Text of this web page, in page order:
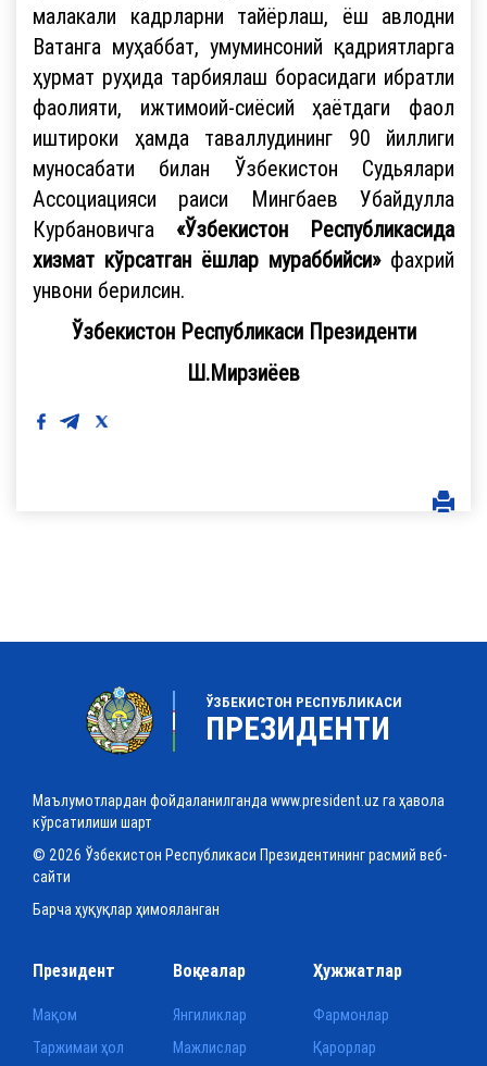
малакали кадрларни тайёрлаш, ёш авлодни
Ватанга муҳаббат, умуминсоний қадриятларга
ҳурмат руҳида тарбиялаш борасидаги ибратли
фаолияти, ижтимоий-сиёсий ҳаётдаги фаол
иштироки ҳамда таваллудининг 90 йиллиги
муносабати билан Ўзбекистон Судьялари
Ассоциацияси раиси Мингбаев Убайдулла
Курбановичга «Ўзбекистон
Республикасида
хизмат кўрсатган ёшлар мураббийси»фахрий
унвони берилсин.
Ўзбекистон Республикаси Президенти
Ш.Мирзиёев
ЎЗБЕКИСТОН РЕСПУБЛИКАСИ
ПРЕЗИДЕНТИ
Маълумотлардан фойдаланилганда www.president.uz га ҳавола
кўрсатилиши шарт
© 2026 Ўзбекистон Республикаси Президентининг расмий веб-
сайти
Барча ҳуқуқлар ҳимояланган
Президент
Мақом
Таржимаи ҳол
Воқеалар
Янгиликлар
Мажлислар
Ҳужжатлар
Фармонлар
Қарорлар